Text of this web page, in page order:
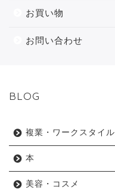
お買い物
お問い合わせ
BLOG
複業・ワークスタイル
本
美容・コスメ